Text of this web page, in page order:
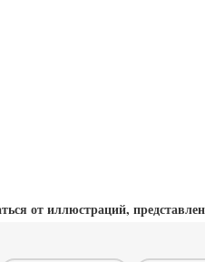
от иллюстраций,